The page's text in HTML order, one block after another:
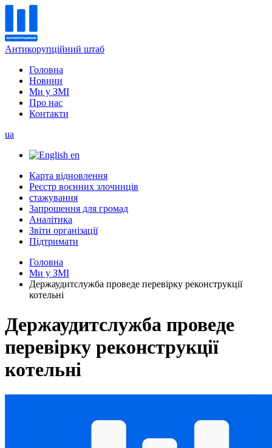
Антикорупційний штаб
Головна
Новини
Ми у ЗМІ
Про нас
Контакти
ua
en
Карта відновлення
Реєстр воєнних злочинців
стажування
Запрошення для громад
Аналітика
Звіти організації
Підтримати
Головна
Ми у ЗМІ
Держаудитслужба проведе перевірку реконструкції
котельні
Держаудитслужба проведе
перевірку реконструкції
котельні